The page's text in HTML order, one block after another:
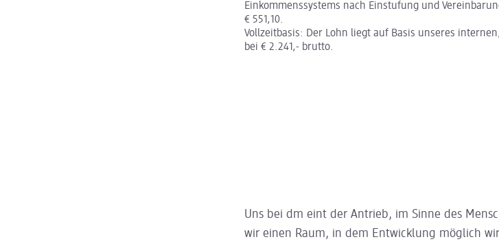
Einkommenssystems nach Einstufung und
€ 551,10.
Vollzeitbasis: Der Lohn liegt auf Basis unseres
bei € 2.241,- brutto.
Uns bei dm eint der Antrieb, im Sinne des
wir einen Raum, in dem Entwicklung möglich